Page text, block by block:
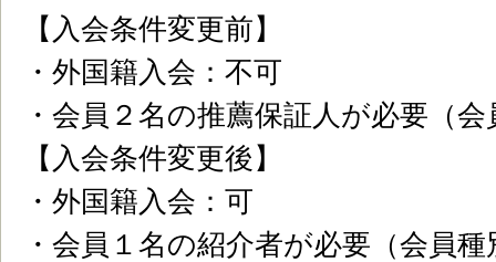
【入会条件変更前】
・外国籍入会：不可
・会員２名の推薦保証人が必要（
【入会条件変更後】
・外国籍入会：可
・会員１名の紹介者が必要（会員